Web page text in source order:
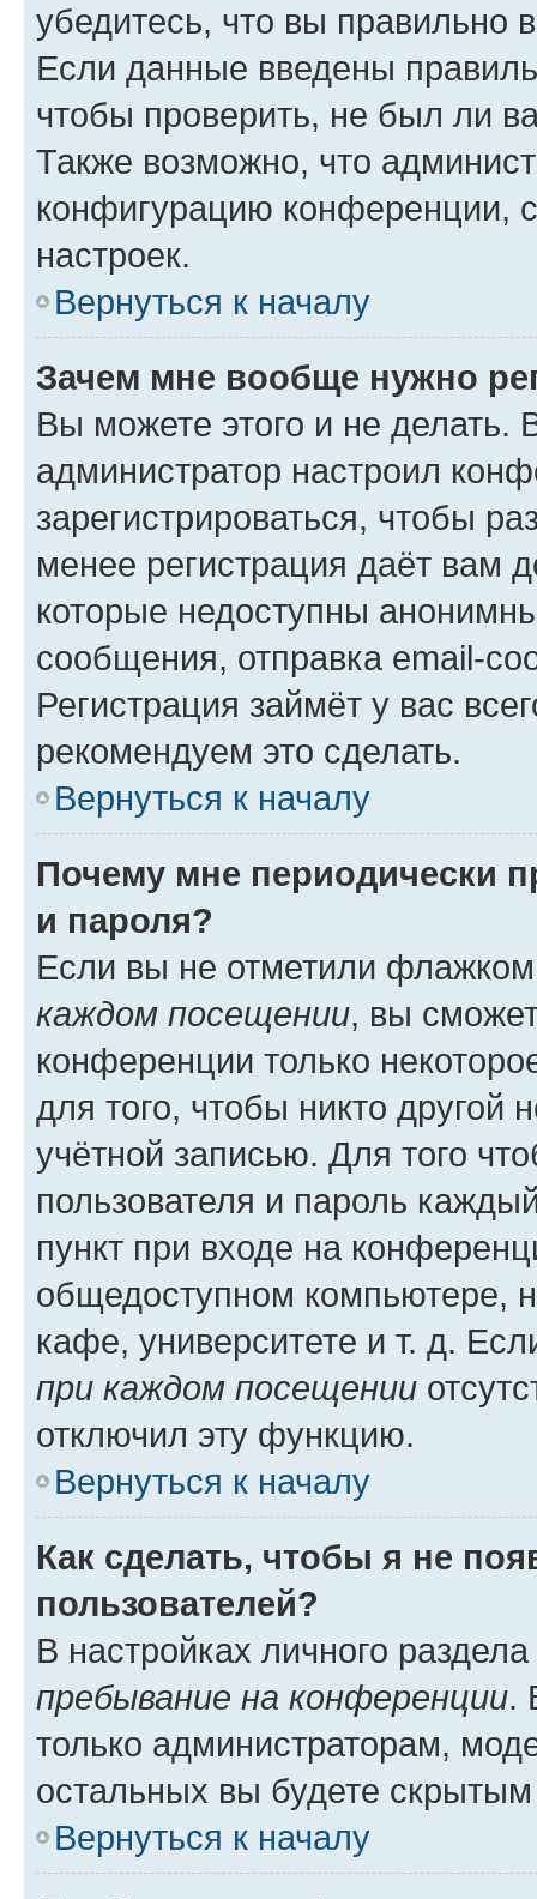
убедитесь, что вы правильно
Если данные введены
чтобы проверить, не был ли
Также возможно, что
конфигурацию конференции,
настроек.
Вернуться к началу
Зачем мне вообще нужно
Вы можете этого и не делать.
администратор настроил
зарегистрироваться, чтобы
менее регистрация даёт вам
которые недоступны
сообщения, отправка email-
Регистрация займёт у вас
рекомендуем это сделать.
Вернуться к началу
Почему мне периодически
и пароля?
Если вы не отметили
каждом посещении, вы
конференции только
для того, чтобы никто другой
учётной записью. Для того
пользователя и пароль
пункт при входе на
общедоступном компьютере,
кафе, университете и т. д.
при каждом посещении
отключил эту функцию.
Вернуться к началу
Как сделать, чтобы я не
пользователей?
В настройках личного
пребывание на конференции.
только администраторам,
остальных вы будете
Вернуться к началу